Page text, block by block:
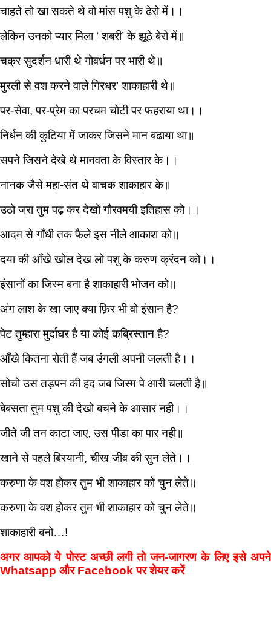
चाहते तो खा सकते थे वो मांस पशु के ढेरो में।।
लेकिन उनको प्यार मिला ‘ शबरी’ के झूठे बेरो में॥
चक्र सुदर्शन धारी थे गोवर्धन पर भारी थे॥
मुरली से वश करने वाले गिरधर’ शाकाहारी थे॥
पर-सेवा, पर-प्रेम का परचम चोटी पर फहराया था।।
निर्धन की कुटिया में जाकर जिसने मान बढाया था॥
सपने जिसने देखे थे मानवता के विस्तार के।।
नानक जैसे महा-संत थे वाचक शाकाहार के॥
उठो जरा तुम पढ़ कर देखो गौरवमयी इतिहास को।।
आदम से गाँधी तक फैले इस नीले आकाश को॥
दया की आँखे खोल देख लो पशु के करुण क्रंदन को।।
इंसानों का जिस्म बना है शाकाहारी भोजन को॥
अंग लाश के खा जाए क्या फ़िर भी वो इंसान है?
पेट तुम्हारा मुर्दाघर है या कोई कब्रिस्तान है?
आँखे कितना रोती हैं जब उंगली अपनी जलती है।।
सोचो उस तड़पन की हद जब जिस्म पे आरी चलती है॥
बेबसता तुम पशु की देखो बचने के आसार नही।।
जीते जी तन काटा जाए, उस पीडा का पार नही॥
खाने से पहले बिरयानी, चीख जीव की सुन लेते।।
करुणा के वश होकर तुम भी शाकाहार को चुन लेते॥
करुणा के वश होकर तुम भी शाकाहार को चुन लेते॥
शाकाहारी बनो…!
अगर आपको ये पोस्ट अच्छी लगी तो जन-जागरण के लिए इसे अपने
Whatsapp और Facebook पर शेयर करें